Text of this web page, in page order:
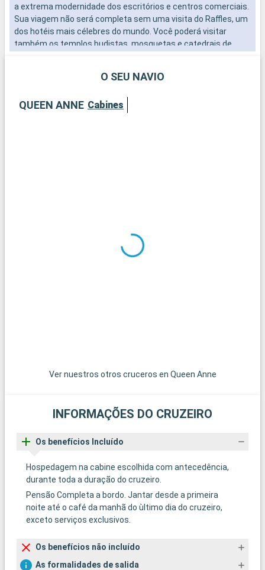
a extrema modernidade dos escritórios e centros comerciais.
Sua viagem não será completa sem uma visita do Raffles, um
dos hotéis mais célebres do mundo. Você poderá visitar
também os templos budistas, mosquetas e catedrais de
O SEU NAVIO
QUEEN ANNE Cabines
Ver nuestros otros cruceros en Queen Anne
INFORMAÇÕES DO CRUZEIRO
Os benefícios Incluído
Hospedagem na cabine escolhida com antecedência,
durante toda a duração do cruzeiro.
Pensão Completa a bordo. Jantar desde a primeira
noite até o café da manhã do ùltimo dia do cruzeiro,
exceto serviços exclusivos.
Os benefícios não incluído
As formalidades de salida